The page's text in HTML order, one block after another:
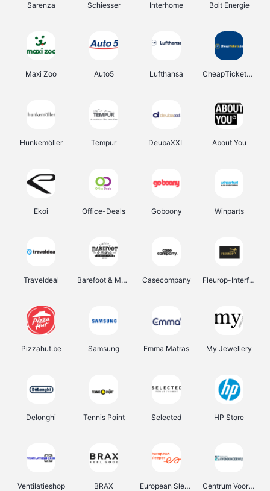
Sarenza Schiesser Interhome Bolt Energie
Maxi Zoo Auto5 Lufthansa CheapTickets.be
Hunkemöller Tempur DeubaXXL About You
Ekoi Office-Deals Goboony Winparts
Traveldeal Barefoot & More Casecompany Fleurop-Interflora
Pizzahut.be Samsung Emma Matras My Jewellery
Delonghi Tennis Point Selected HP Store
Ventilatieshop BRAX European Sleeper Centrum Voor Avondonderwijs